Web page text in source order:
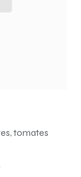
tomates